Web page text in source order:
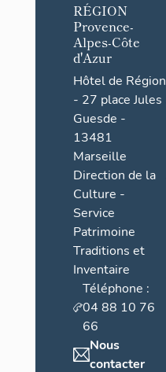
RÉGION
Provence-
Alpes-Côte
d'Azur
Hôtel de Région
- 27 place Jules
Guesde -
13481
Marseille
Direction de la
Culture -
Service
Patrimoine
Traditions et
Inventaire
Téléphone :
04 88 10 76
66
Nous
contacter